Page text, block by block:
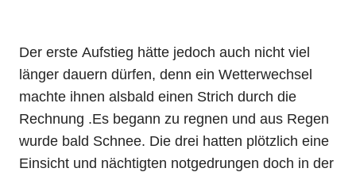
Der erste Aufstieg hätte jedoch auch nicht viel
länger dauern dürfen, denn ein Wetterwechsel
machte ihnen alsbald einen Strich durch die
Rechnung .Es begann zu regnen und aus Regen
wurde bald Schnee. Die drei hatten plötzlich eine
Einsicht und nächtigten notgedrungen doch in der